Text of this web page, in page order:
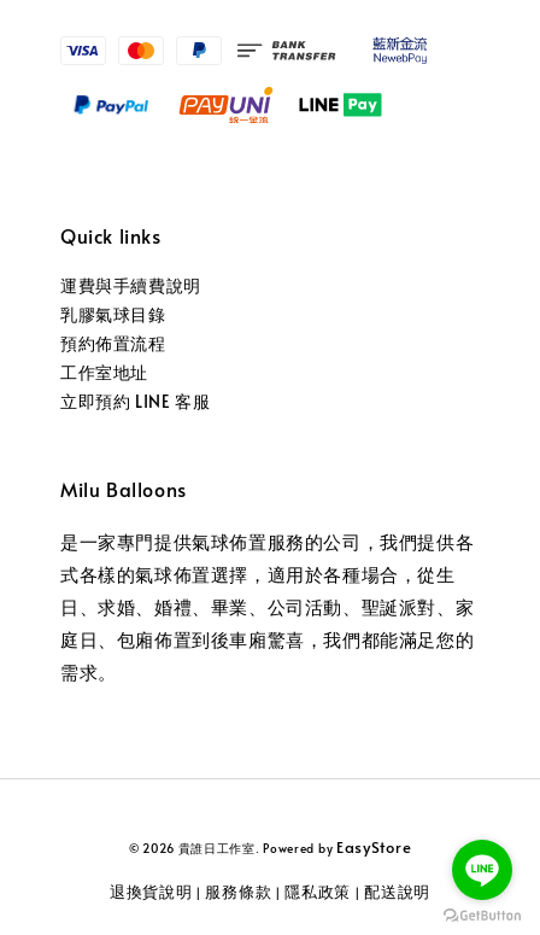
Quick links
運費與手續費說明
乳膠氣球目錄
預約佈置流程
工作室地址
立即預約 LINE 客服
Milu Balloons
是一家專門提供氣球佈置服務的公司，我們提供各
式各樣的氣球佈置選擇，適用於各種場合，從生
日、求婚、婚禮、畢業、公司活動、聖誕派對、家
庭日、包廂佈置到後車廂驚喜，我們都能滿足您的
需求。
© 2026 貴誰日工作室. Powered by EasyStore
退換貨說明 | 服務條款 | 隱私政策 |配送說明